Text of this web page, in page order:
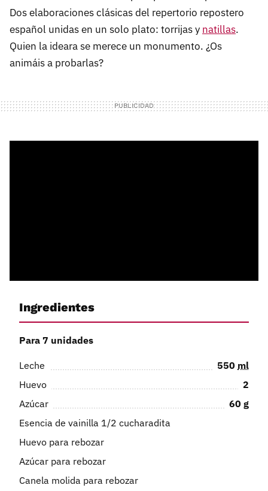
Dos elaboraciones clásicas del repertorio repostero
español unidas en un solo plato: torrijas y natillas.
Quien la ideara se merece un monumento. ¿Os
animáis a probarlas?
Ingredientes
Para 7 unidades
Leche 550 ml
Huevo
2
Azúcar
60 g
Esencia de vainilla 1/2 cucharadita
Huevo para rebozar
Azúcar para rebozar
Canela molida para rebozar